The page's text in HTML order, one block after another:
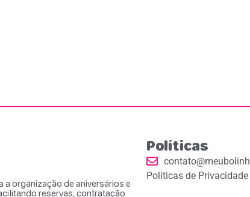
a organização de aniversários e
reservas, contratação
Políticas
Políticas de Privacidade